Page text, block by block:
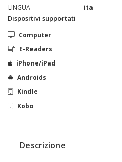
LINGUA
ita
Dispositivi supportati
Computer
E-Readers
iPhone/iPad
Androids
Kindle
Kobo
Descrizione